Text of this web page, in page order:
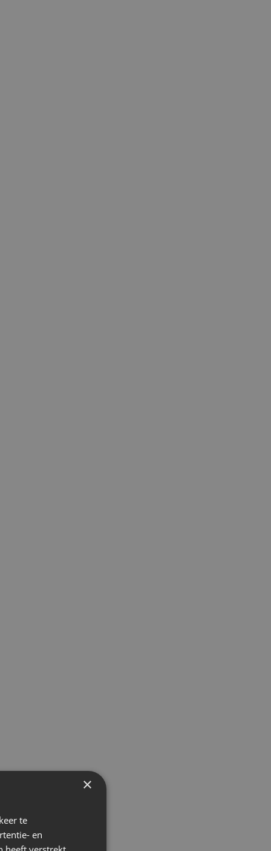
×
te
en